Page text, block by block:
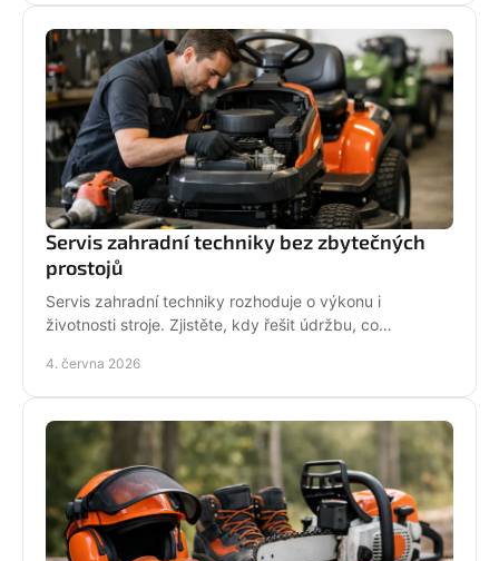
Servis zahradní techniky bez zbytečných
prostojů
Servis zahradní techniky rozhoduje o výkonu i
životnosti stroje. Zjistěte, kdy řešit údržbu, co
4. června 2026